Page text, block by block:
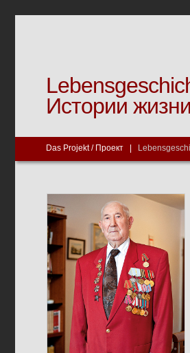
Истории жизни
Das Projekt / Проект